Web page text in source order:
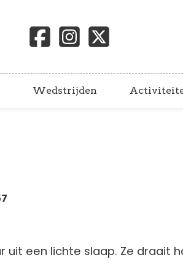
Wedstrijden
uit een lichte slaap. Ze draait